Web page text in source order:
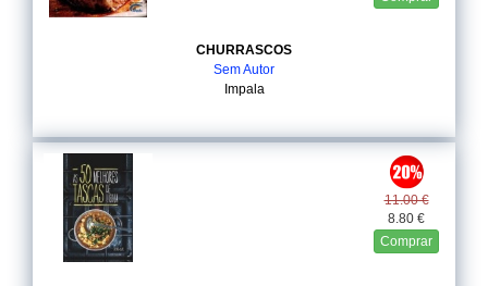
CHURRASCOS
Sem Autor
Impala
11.00 €
8.80 €
Comprar